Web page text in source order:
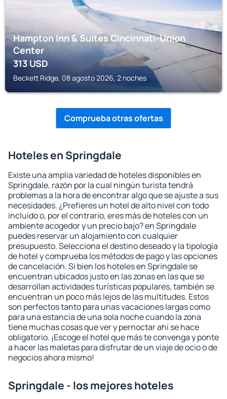
Hampton Inn & Suites Cincinnati-Union
Center
313USD
Beckett Ridge, 08 agosto 2026, 2 noches
Comprueba otras ofertas
Hoteles en Springdale
Existe una amplia variedad de hoteles disponibles en
Springdale, razón por la cual ningún turista tendrá
problemas a la hora de encontrar algo que se ajuste a sus
necesidades. ¿Prefieres un hotel de alto nivel con todo
incluido o, por el contrario, eres más de hoteles con un
ambiente acogedor y un precio bajo? en Springdale
puedes reservar un alojamiento con cualquier
presupuesto. Selecciona el destino deseado y la tipología
de hotel y comprueba los métodos de pago y las opciones
de cancelación. Si bien los hoteles en Springdale se
encuentran ubicados justo en las zonas en las que se
desarrollan actividades turísticas populares, también se
encuentran un poco más lejos de las multitudes. Estos
son perfectos tanto para unas vacaciones largas como
para una estancia de una sola noche cuando la zona
tiene muchas cosas que ver y pernoctar ahí se hace
obligatorio. ¡Escoge el hotel que más te convenga y ponte
a hacer las maletas para disfrutar de un viaje de ocio o de
negocios ahora mismo!
Springdale - los mejores hoteles